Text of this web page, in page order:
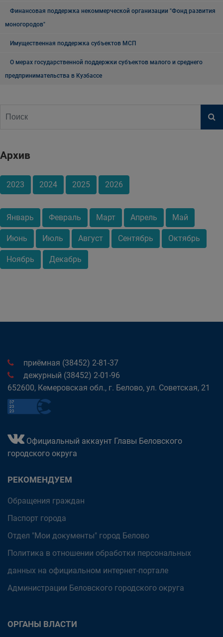
Финансовая поддержка некоммерческой организации "Фонд развития
моногородов"
Имущественная поддержка субъектов МСП
О мерах государственной поддержки субъектов малого и среднего
предпринимательства в Кузбассе
Архив
2023 2024 2025 2026
Январь Февраль Март Апрель Май
Июнь Июль Август Сентябрь Октябрь
Ноябрь Декабрь
приёмная (38452) 2-81-37
дежурный (38452) 2-01-96
652600, Кемеровская обл., г. Белово, ул. Советская, 21
Официальный аккаунт Главы Беловского
городского округа
РЕКОМЕНДУЕМ
Обращения граждан
Паспорт города
Отдел "Мои документы" город Белово
Политика в отношении обработки персональных
данных на официальном интернет-портале
Администрации Беловского городского округа
ОРГАНЫ ВЛАСТИ